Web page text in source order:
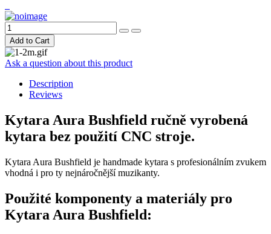
Ask a question about this product
Description
Reviews
Kytara Aura Bushfield ručně vyrobená
kytara bez použití CNC stroje.
Kytara Aura Bushfield je handmade kytara s profesionálním zvukem
vhodná i pro ty nejnáročnější muzikanty.
Použité komponenty a materiály pro
Kytara Aura Bushfield: